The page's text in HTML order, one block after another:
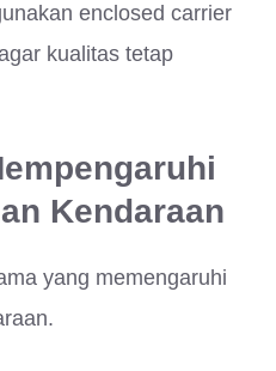
enclosed carrier
kualitas tetap
Kendaraan
yang memengaruhi